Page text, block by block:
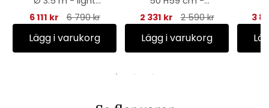
grey/khaki
6 111 kr 6 790 kr
Lägg i varukorg
khaki/antracit
2 331 kr 2 590 kr
Lägg i varukorg
3